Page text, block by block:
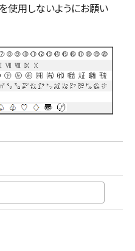
使用しないようにお願い